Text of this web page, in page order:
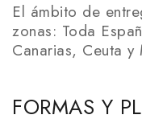
El ámbito de
zonas: Toda
Canarias, Ceuta y
FORMAS Y